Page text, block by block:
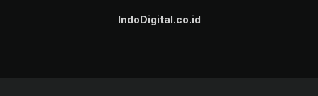
IndoDigital.co.id